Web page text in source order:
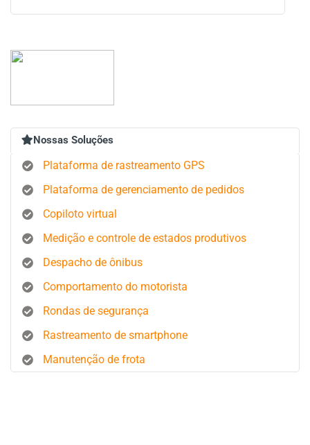
Nossas Soluções
Plataforma de rastreamento GPS
Plataforma de gerenciamento de pedidos
Copiloto virtual
Medição e controle de estados produtivos
Despacho de ônibus
Comportamento do motorista
Rondas de segurança
Rastreamento de smartphone
Manutenção de frota